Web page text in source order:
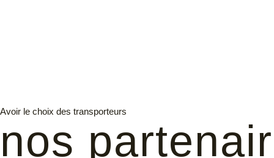
Avoir le choix des transporteurs
nos